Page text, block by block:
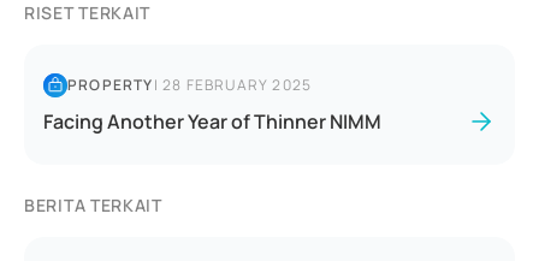
RISET TERKAIT
PROPERTY|28 FEBRUARY 2025
Facing Another Year of Thinner NIMM
BERITA TERKAIT